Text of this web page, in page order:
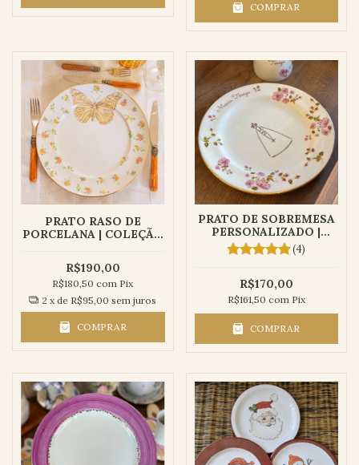
COMPRAR
PRATO RASO DE
PORCELANA | COLEÇÃO
R$190,00
R$180,50com Pix
2 x de R$95,00 sem juros
COMPRAR
PRATO DE SOBREMESA
PERSONALIZADO |
COLEÇÃO NOSSA
SENHORA
(4)
R$170,00
R$161,50 com Pix
COMPRAR